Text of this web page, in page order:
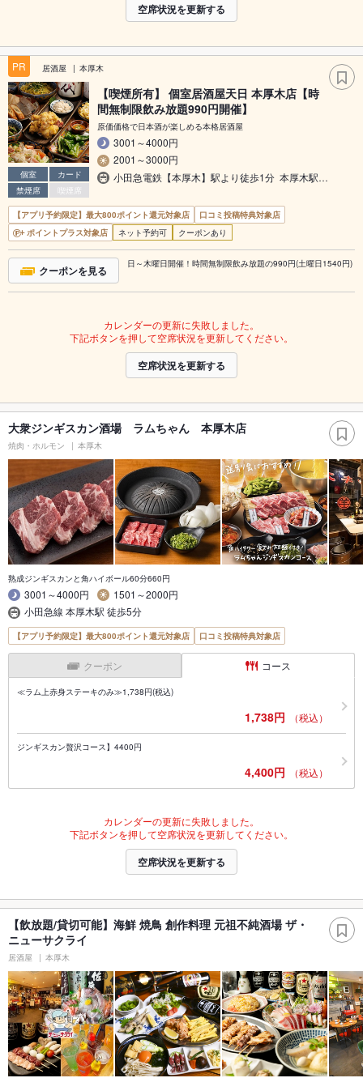
空席状況を更新する
PR 居酒屋 本厚木
個室
カード
禁煙席
喫煙席
【喫煙所有】 個室居酒屋天日 本厚木店【時
間無制限飲み放題990円開催】
原価価格で日本酒が楽しめる本格居酒屋
3001～4000円
2001～3000円
小田急電鉄【本厚木】駅より徒歩1分 本厚木駅…
【アプリ予約限定】最大800ポイント還元対象店
口コミ投稿特典対象店
ポイントプラス対象店
ネット予約可 クーポンあり
クーポンを見る 日～木曜日開催！時間無制限飲み放題の990円(土曜日1540円)
カレンダーの更新に失敗しました。
下記ボタンを押して空席状況を更新してください。
空席状況を更新する
大衆ジンギスカン酒場 ラムちゃん 本厚木店
焼肉・ホルモン 本厚木
熟成ジンギスカンと角ハイボール60分660円
3001～4000円
1501～2000円
小田急線 本厚木駅 徒歩5分
【アプリ予約限定】最大800ポイント還元対象店 口コミ投稿特典対象店
クーポン コース
≪ラム上赤身ステーキのみ≫1,738円(税込)
1,738円 （税込）
ジンギスカン贅沢コース】4400円
4,400円 （税込）
カレンダーの更新に失敗しました。
下記ボタンを押して空席状況を更新してください。
空席状況を更新する
【飲放題/貸切可能】海鮮 焼鳥 創作料理 元祖不純酒場 ザ・
ニューサクライ
居酒屋 本厚木